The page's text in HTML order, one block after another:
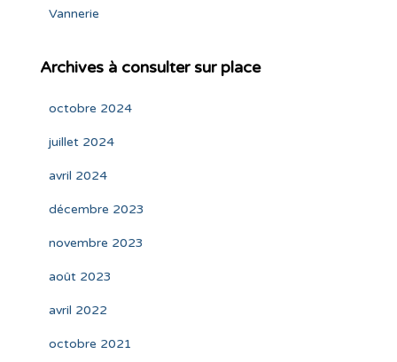
Vannerie
Archives à consulter sur place
octobre 2024
juillet 2024
avril 2024
décembre 2023
novembre 2023
août 2023
avril 2022
octobre 2021